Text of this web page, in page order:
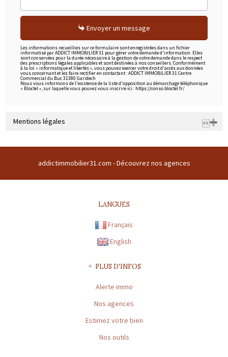
Envoyer un message
Les informations recueillies sur ce formulaire sont enregistrées dans un fichier
informatisé par ADDICT IMMOBILIER 31 pour gérer votre demande d'information. Elles
sont conservées pour la durée nécessaire à la gestion de votre demande dans le respect
des prescriptions légales applicables et sont destinées à nos conseillers. Conformément
à la loi « informatique et libertés », vous pouvez exercer votre droit d'accès aux données
vous concernant et les faire rectifier en contactant : ADDICT IMMOBILIER 31 Centre
Commercial du Buc 31380 Garidech
Nous vous informons de l'existence de la liste d'opposition au démarchage téléphonique
« Bloctel », sur laquelle vous pouvez vous inscrire ici : https://conso.bloctel.fr/
Mentions légales
France | RCS : TOULOUSE Z 508169786 00011 | RCS juridique : Z |
CARTE PROFESSIONNELLE TRANSACTION N° 1894
GARONNE | Capital : 8 000 € | Caisse garantie financière : FNAIM
n°41082E | Montant garantie financière : 120 000 €
addictimmobilier31.com -Découvrez nos agences
LANGUES
Français
English
PLUS D'INFOS
Alerte immo
Nos agences
Estimez votre bien
Nos outils